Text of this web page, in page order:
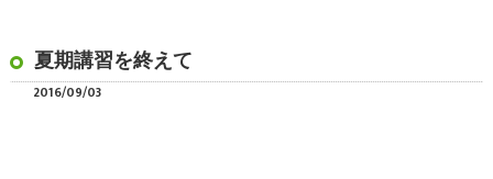
夏期講習を終えて
2016/09/03